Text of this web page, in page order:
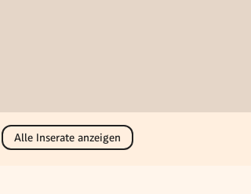
Alle Inserate anzeigen